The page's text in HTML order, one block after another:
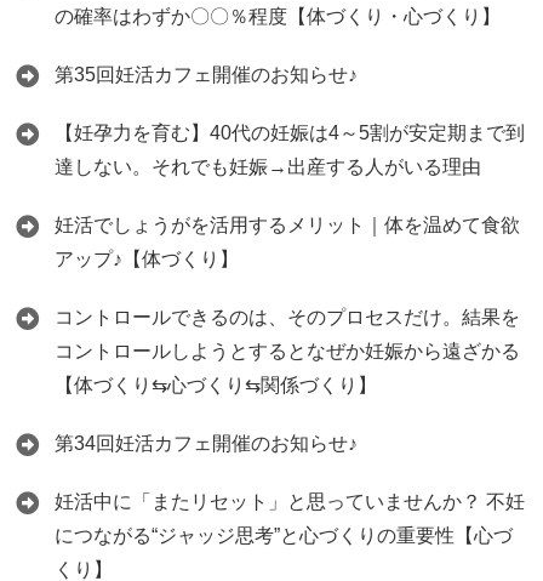
の確率はわずか〇〇％程度【体づくり・心づくり】
第35回妊活カフェ開催のお知らせ♪
【妊孕力を育む】40代の妊娠は4～5割が安定期まで到
達しない。それでも妊娠→出産する人がいる理由
妊活でしょうがを活用するメリット｜体を温めて食欲
アップ♪【体づくり】
コントロールできるのは、そのプロセスだけ。結果を
コントロールしようとするとなぜか妊娠から遠ざかる
【体づくり⇆心づくり⇆関係づくり】
第34回妊活カフェ開催のお知らせ♪
妊活中に「またリセット」と思っていませんか？ 不妊
につながる“ジャッジ思考”と心づくりの重要性【心づ
くり】